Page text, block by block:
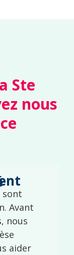
Ste
nous
sont
Avant
nous
aider